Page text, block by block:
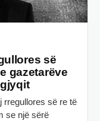
së
gazetarëve
rregullores së re të
se një sërë